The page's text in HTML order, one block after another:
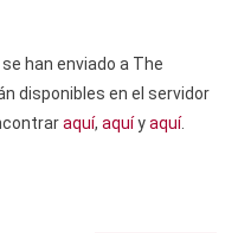
han enviado a The
disponibles en el servidor
aquí, aquíyaquí.